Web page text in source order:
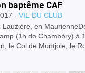
baptême CAF
- VIE DU CLUB
Lauzière, en
(1h de Chambéry) à
le Col de Montjoie, le